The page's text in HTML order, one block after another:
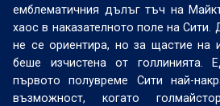
емблематичния дълъг тъч на
хаос в наказателното поле на
не се ориентира, но за щастие на
беше изчистена от голлинията.
първото полувреме Сити най-
възможност, когато